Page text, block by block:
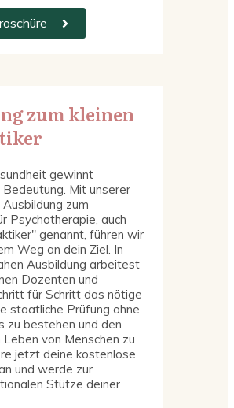
zum kleinen
gewinnt
Bedeutung. Mit unserer
zum
Psychotherapie, auch
genannt, führen wir
Weg an dein Ziel. In
Ausbildung arbeitest
Dozenten und
für Schritt das nötige
staatliche Prüfung ohne
zu bestehen und den
von Menschen zu
jetzt deine kostenlose
und werde zur
Stütze deiner